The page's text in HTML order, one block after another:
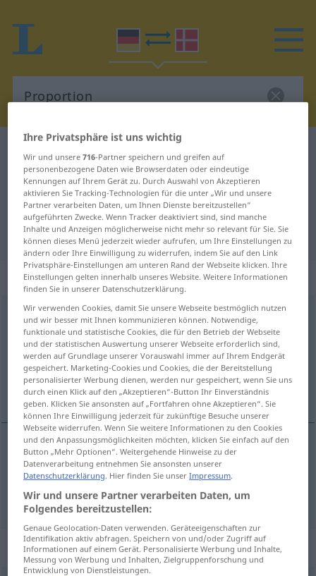
Deutsch-Dänisch Übersetzung für
"Proportion"
"Proportion" Dänisch Übersetzung
„Proportion“: feminin
Proportion [-ˈtsĭoːn]f
Übersicht aller Übersetzungen
(Für mehr Details die Übersetzung anklicken/antippen)
forhold, proportion
forholdn Proportion
proportion Proportion
Synonyme für "Proportion"
Ihre Privatsphäre ist uns wichtig
Wir und unsere716-Partner speichern und greifen auf
personenbezogene Daten wie Browserdaten oder eindeutige
Kennungen auf Ihrem Gerät zu. Durch Auswahl von Akzeptieren
aktivieren Sie Tracking-Technologien für die unter „Wir und unsere
Partner verarbeiten Daten, um Ihnen Dienste bereitzustellen“
aufgeführten Zwecke. Wenn Tracker deaktiviert sind, sind manche
Inhalte und Anzeigen möglicherweise nicht mehr so relevant für Sie. Sie
können dieses Menü jederzeit wieder aufrufen, um Ihre Einstellungen zu
ändern oder Ihre Einwilligung zu widerrufen, indem Sie auf den Link
Privatsphäre-Einstellungen am unteren Rand der Webseite klicken. Ihre
Einstellungen gelten innerhalb unseres Website. Weitere Informationen
finden Sie in unserer Datenschutzerklärung.
Wir verwenden Cookies, damit Sie unsere Webseite bestmöglich nutzen
und wir besser mit Ihnen kommunizieren können. Notwendige,
funktionale und statistische Cookies, die für den Betrieb der Webseite
und der statistischen Auswertung unserer Webseite erforderlich sind,
werden auf Grundlage unserer Vorauswahl immer auf Ihrem Endgerät
gespeichert. Marketing-Cookies und Cookies, die der Bereitstellung
personalisierter Werbung dienen, werden nur gespeichert, wenn Sie uns
durch einen Klick auf den „Akzeptieren“-Button Ihr Einverständnis
geben. Klicken Sie ansonsten auf „Fortfahren ohne Akzeptieren“. Sie
können Ihre Einwilligung jederzeit für zukünftige Besuche unserer
Webseite widerrufen. Wenn Sie weitere Informationen zu den Cookies
und den Anpassungsmöglichkeiten möchten, klicken Sie einfach auf den
Button „Mehr Optionen“. Weitergehende Hinweise zu der
Datenverarbeitung entnehmen Sie ansonsten unserer
Datenschutzerklärung. Hier finden Sie unserImpressum.
Wir und unsere Partner verarbeiten Daten, um
Folgendes bereitzustellen:
Genaue Geolocation-Daten verwenden. Geräteeigenschaften zur
Identifikation aktiv abfragen. Speichern von und/oder Zugriff auf
Informationen auf einem Gerät. Personalisierte Werbung und Inhalte,
Messung von Werbung und Inhalten, Zielgruppenforschung und
Entwicklung von Dienstleistungen.